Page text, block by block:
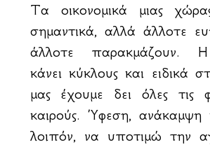
Τα οικονομικά μιας
σημαντικά, αλλά άλλοτε
άλλοτε παρακμάζουν. Η
κάνει κύκλους και ειδικά
μας έχουμε δει όλες τις
καιρούς. Ύφεση, ανάκαμψη
λοιπόν, να υποτιμώ την